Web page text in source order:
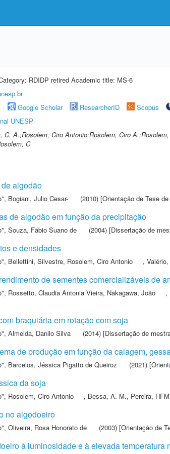
RDIDP retired Academic title: MS-6
Google Scholar ResearcherID Scopus
UNESP
C. A.;Rosolem, Ciro Antonio;Rosolem, Ciro
C
algodão
, Bogiani, Julio Cesar- (2010) [Orientação de Tese
de algodão em função da precipitação
, Souza, Fábio Suano de (2004) [Dissertação de
e densidades
, Bellettini, Silvestre, Rosolem, Ciro Antonio ,
de sementes comercializáveis de
, Rossetto, Claudia Antonia Vieira, Nakagawa, João ,
braquiária em rotação com soja
, Almeida, Danilo Silva (2014) [Dissertação de
de produção em função da calagem,
, Barcelos, Jéssica Pigatto de Queiroz (2021)
da soja
, Rosolem, Ciro Antonio , Bessa, A. M., Pereira, HFM
no algodoeiro
, Oliveira, Rosa Honorato de (2003) [Orientação de
à luminosidade e à elevada temperatura